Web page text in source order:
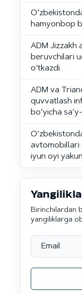
hamyonbop
ADM Jizzakh
beruvchilari
o‘tkazdi.
ADM va
quvvatlash
bo‘yicha
avtomobillari
iyun oyi
Birinchilardan
yangiliklarga